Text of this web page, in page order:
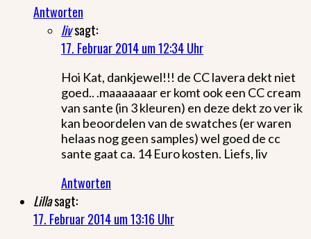
Antworten
livsagt:
17. Februar 2014 um 12:34 Uhr
Hoi Kat, dankjewel!!! de CC lavera dekt niet
goed.. .maaaaaaar er komt ook een CC cream
van sante (in 3 kleuren) en deze dekt zo ver ik
kan beoordelen van de swatches (er waren
helaas nog geen samples) wel goed de cc
sante gaat ca. 14 Euro kosten. Liefs, liv
Antworten
Lillasagt:
17. Februar 2014 um 13:16 Uhr